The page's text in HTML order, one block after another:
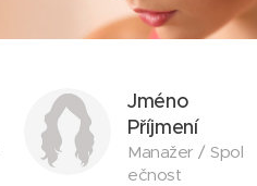
Jméno
Příjmení
Manažer / Spol
ečnost